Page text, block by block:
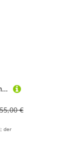
Under Armour Damen HG Armour HiRise Leg, leichte Sport Leggings, komfortable Sporthose für Frauen
55,00 €
der